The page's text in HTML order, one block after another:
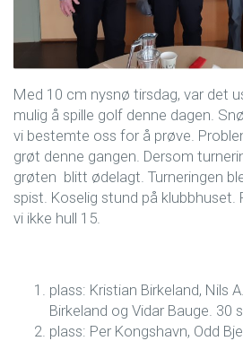
Med 10 cm nysnø tirsdag, var det
mulig å spille golf denne dagen.
vi bestemte oss for å prøve.
grøt denne gangen. Dersom
grøten blitt ødelagt. Turneringen
spist. Koselig stund på klubbhuset.
vi ikke hull 15.
plass: Kristian Birkeland, Nils
Birkeland og Vidar Bauge. 30
plass: Per Kongshavn, Odd